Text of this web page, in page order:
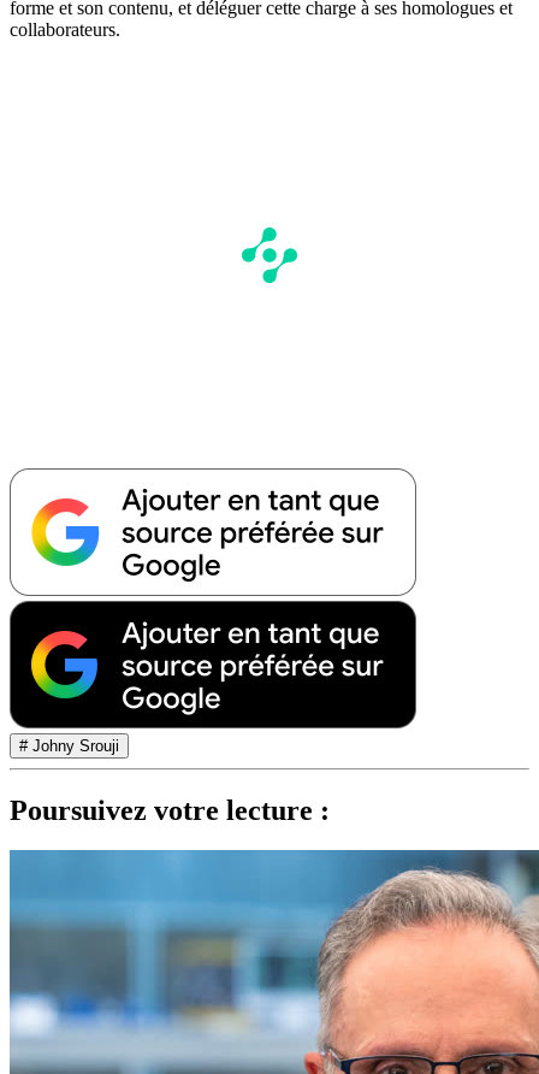
forme et son contenu, et déléguer cette charge à ses homologues et
collaborateurs.
# Johny Srouji
Poursuivez votre lecture :